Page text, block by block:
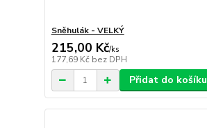
Sněhulák - VELKÝ
215,00 Kč/ks
177,69 Kč bez DPH
Přidat do košíku